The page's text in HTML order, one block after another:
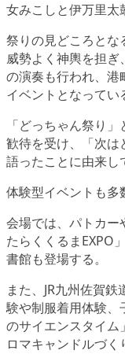
女みこしと伊万里太
祭りの見どころとな
威勢よく神輿を担ぎ
の演奏も行われ、港
イベントとなってい
「どっちゃん祭り
歓待を受け、「次は
語ったことに由来し
体験型イベントも多
会場では、パトカー
たらくくるまEXPO
書館も登場する。
また、JR九州佐賀
験や制服着用体験、
のサイエンスタイム
ロマキャンドルづく